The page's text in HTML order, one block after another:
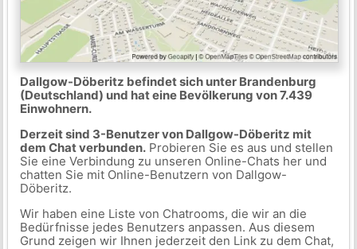
Dallgow-Döberitz befindet sich unter Brandenburg
(Deutschland) und hat eine Bevölkerung von 7.439
Einwohnern.
Derzeit sind 3-Benutzer von Dallgow-Döberitz mit
dem Chat verbunden.Probieren Sie es aus und stellen
Sie eine Verbindung zu unseren Online-Chats her und
chatten Sie mit Online-Benutzern von Dallgow-
Döberitz.
Wir haben eine Liste von Chatrooms, die wir an die
Bedürfnisse jedes Benutzers anpassen. Aus diesem
Grund zeigen wir Ihnen jederzeit den Link zu dem Chat,